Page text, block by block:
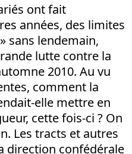
ont fait
années, des limites
sans lendemain,
lutte contre la
2010. Au vu
comment la
elle mettre en
cette fois-ci ? On
Les tracts et autres
direction confédérale